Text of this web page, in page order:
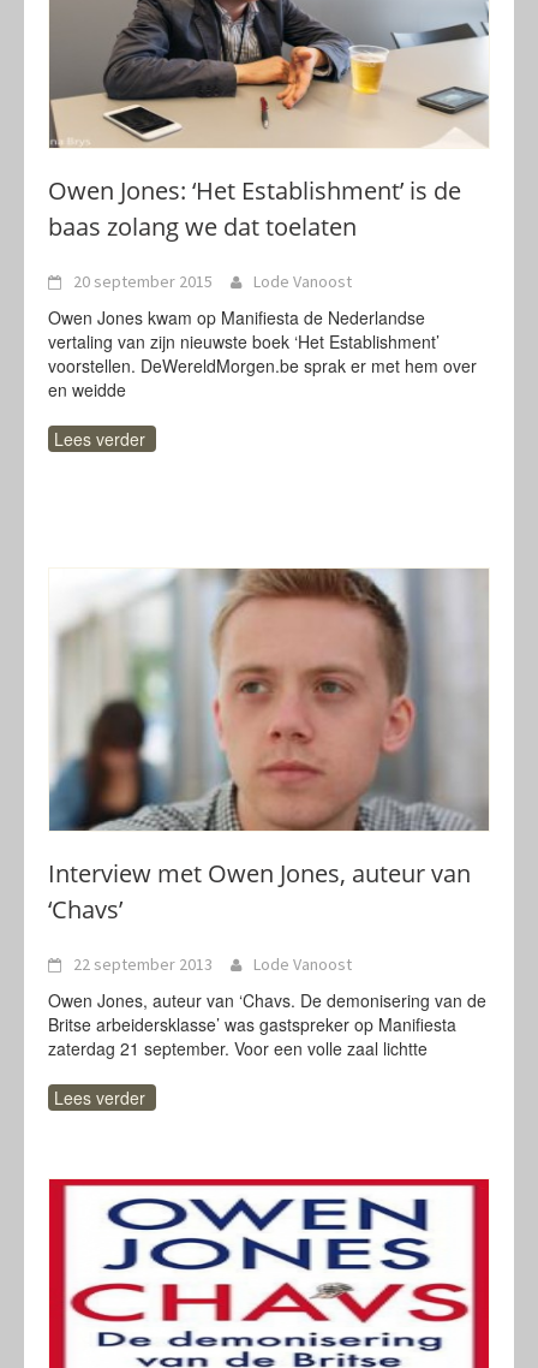
Owen Jones: ‘Het Establishment’ is de
baas zolang we dat toelaten
20 september 2015 Lode Vanoost
Owen Jones kwam op Manifiesta de Nederlandse
vertaling van zijn nieuwste boek ‘Het Establishment’
voorstellen. DeWereldMorgen.be sprak er met hem over
en weidde
Lees verder
Interview met Owen Jones, auteur van
‘Chavs’
22 september 2013 Lode Vanoost
Owen Jones, auteur van ‘Chavs. De demonisering van de
Britse arbeidersklasse’ was gastspreker op Manifiesta
zaterdag 21 september. Voor een volle zaal lichtte
Lees verder